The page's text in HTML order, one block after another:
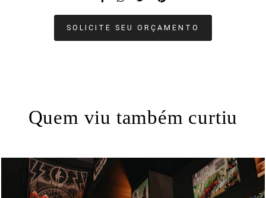
SOLICITE SEU ORÇAMENTO
Quem viu também curtiu